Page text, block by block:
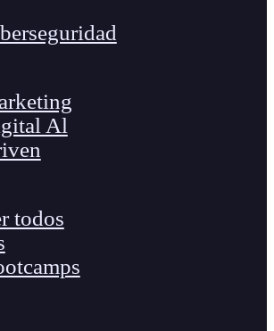
Al
todos